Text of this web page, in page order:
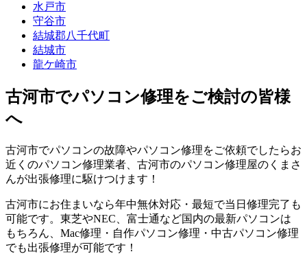
水戸市
守谷市
結城郡八千代町
結城市
龍ケ崎市
古河市でパソコン修理をご検討の皆様
へ
古河市でパソコンの故障やパソコン修理をご依頼でしたらお
近くのパソコン修理業者、古河市のパソコン修理屋のくまさ
んが出張修理に駆けつけます！
古河市にお住まいなら年中無休対応・最短で当日修理完了も
可能です。東芝やNEC、富士通など国内の最新パソコンは
もちろん、Mac修理・自作パソコン修理・中古パソコン修理
でも出張修理が可能です！